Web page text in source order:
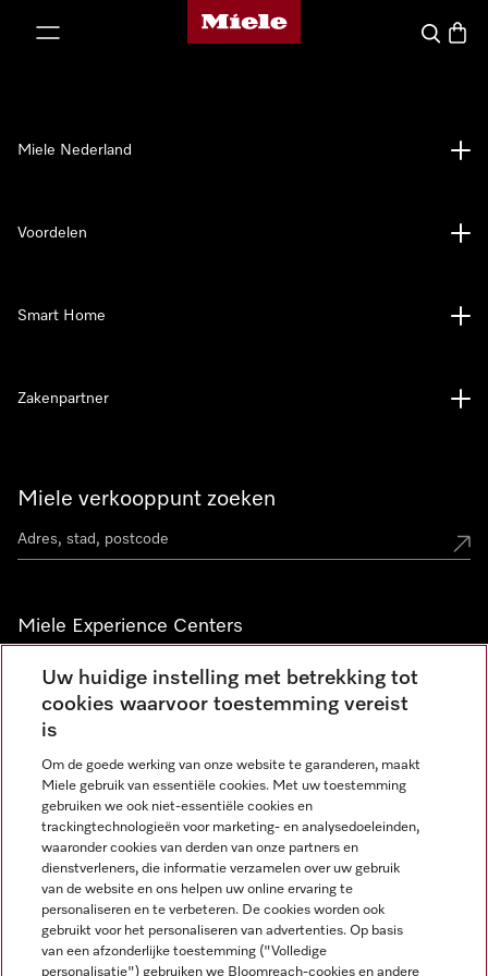
Homepage van Miele
Wat zoek
Miele verkooppunt zoeken
Miele Experience Centers
Vind jouw Miele Experience Center
Nieuwsbrief
Miele Nederland
Voordelen
Smart Home
Zakenpartner
Miele op Instagram
Miele op Facebook
Miele op Youtube
Uw huidige instelling met betrekking tot
cookies waarvoor toestemming vereist
is
Om de goede werking van onze website te garanderen, maakt
Miele gebruik van essentiële cookies. Met uw toestemming
gebruiken we ook niet-essentiële cookies en
trackingtechnologieën voor marketing- en analysedoeleinden,
waaronder cookies van derden van onze partners en
dienstverleners, die informatie verzamelen over uw gebruik
van de website en ons helpen uw online ervaring te
personaliseren en te verbeteren. De cookies worden ook
gebruikt voor het personaliseren van advertenties. Op basis
van een afzonderlijke toestemming ("Volledige
personalisatie") gebruiken we Bloomreach-cookies en andere